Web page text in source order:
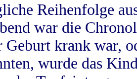
Reihenfolge
war die
Geburt krank war,
wurde das